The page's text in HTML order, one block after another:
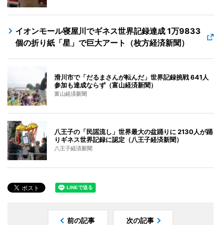
イオンモール寝屋川でギネス世界記録達成 1万9833
個の折り紙「星」で巨大アート（枚方経済新聞）
滑川市で「だるまさんが転んだ」世界記録挑戦 641人
参加も達成ならず（富山経済新聞）
富山経済新聞
八王子の「民謡流し」世界最大の盆踊りに 2130人が踊
りギネス世界記録に認定（八王子経済新聞）
八王子経済新聞
前の記事 次の記事